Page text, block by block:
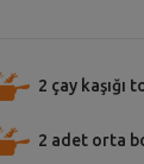
2 çay kaşığı
2 adet orta